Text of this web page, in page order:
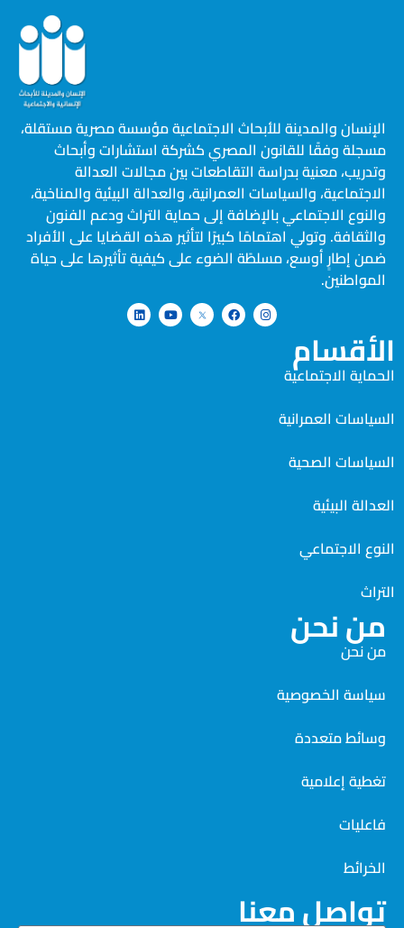
الإنسان والمدينة للأبحاث الاجتماعية مؤسسة مصرية مستقلة،
مسجلة وفقًا للقانون المصري كشركة استشارات وأبحاث
وتدريب، معنية بدراسة التقاطعات بين مجالات العدالة
الاجتماعية، والسياسات العمرانية، والعدالة البيئية والمناخية،
والنوع الاجتماعي بالإضافة إلى حماية التراث ودعم الفنون
والثقافة. وتولي اهتمامًا كبيرًا لتأثير هذه القضايا على الأفراد
ضمن إطارٍ أوسع، مسلطًة الضوء على كيفية تأثيرها على حياة
المواطنين.
الأقسام
الحماية الاجتماعية
السياسات العمرانية
السياسات الصحية
العدالة البيئية
النوع الاجتماعي
التراث
من نحن
من نحن
سياسة الخصوصية
وسائط متعددة
تغطية إعلامية
فاعليات
الخرائط
تواصل معنا